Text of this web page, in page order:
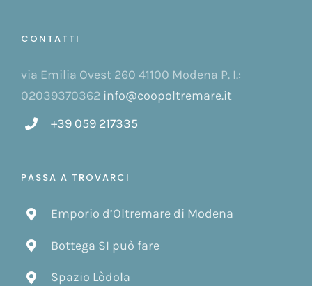
CONTATTI
via Emilia Ovest 260 41100 Modena P. I.:
02039370362 info@coopoltremare.it
+39 059 217335
PASSA A TROVARCI
Emporio d’Oltremare di Modena
Bottega SI può fare
Spazio Lòdola